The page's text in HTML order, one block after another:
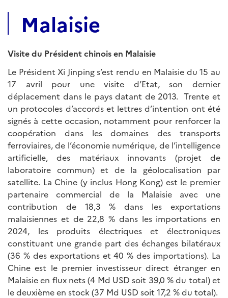
Malaisie
Visite du Président chinois en Malaisie
Le Président Xi Jinping s’est rendu en Malaisie du 15 au
17 avril pour une visite d’Etat, son dernier
déplacement dans le pays datant de 2013. Trente et
un protocoles d’accords et lettres d’intention ont été
signés à cette occasion, notamment pour renforcer la
coopération dans les domaines des transports
ferroviaires, de l’économie numérique, de l’intelligence
artificielle, des matériaux innovants (projet de
laboratoire commun) et de la géolocalisation par
satellite. La Chine (y inclus Hong Kong) est le premier
partenaire commercial de la Malaisie avec une
contribution de 18,3 % dans les exportations
malaisiennes et de 22,8 % dans les importations en
2024, les produits électriques et électroniques
constituant une grande part des échanges bilatéraux
(36 % des exportations et 40 % des importations). La
Chine est le premier investisseur direct étranger en
Malaisie en flux nets (4 Md USD soit 39,0 % du total) et
le deuxième en stock (37 Md USD soit 17,2 % du total).